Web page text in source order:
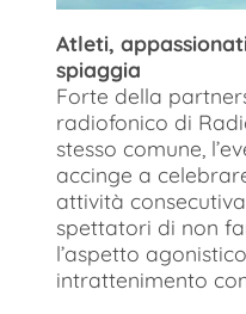
Atleti,
spiaggia
Forte della
radiofonico di
stesso comune,
accinge a
attività
spettatori di non
l’aspetto
intrattenimento